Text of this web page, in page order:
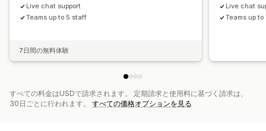
Live chat support
Teams up to 5 staff
7日間の無料体験
Live chat
Teams up
すべての料金はUSDで請求されます。 定期請求と使用料に基づく請求は、
30日ごとに行われます。 すべての価格オプションを見る